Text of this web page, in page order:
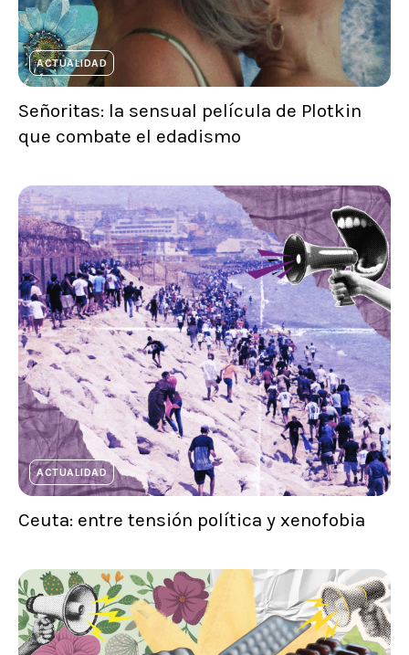
ACTUALIDAD
Señoritas: la sensual película de Plotkin
que combate el edadismo
ACTUALIDAD
Ceuta: entre tensión política y xenofobia